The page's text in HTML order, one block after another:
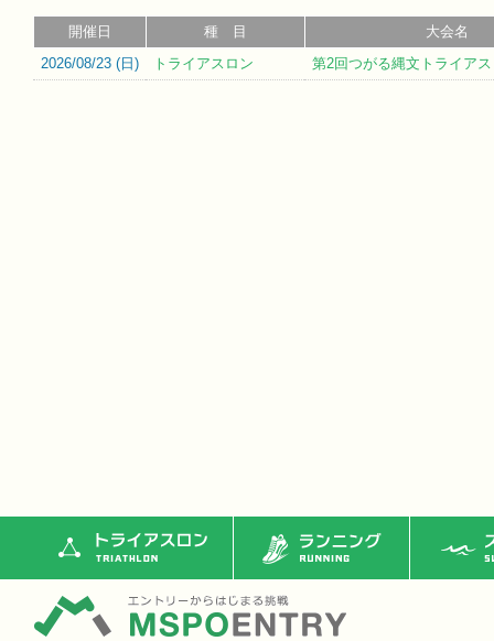
開催日 種 目
大会名
2026/08/23 (日 ) トライアスロン 第2回つがる縄文トライア
トライアスロン ランニング ス